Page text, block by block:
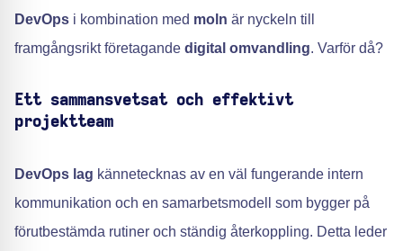
DevOps i kombination med moln är nyckeln till
framgångsrikt företagande digital omvandling. Varför då?
Ett sammansvetsat och effektivt
projektteam
DevOps lag kännetecknas av en väl fungerande intern
kommunikation och en samarbetsmodell som bygger på
förutbestämda rutiner och ständig återkoppling. Detta leder